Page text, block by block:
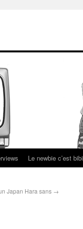
Le newbie c’est bibi
Japan Hara sans →